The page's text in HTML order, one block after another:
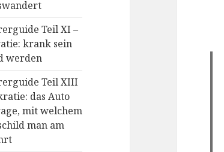
Teil XI –
krank sein
werden
Teil XIII
das Auto
mit welchem
man am